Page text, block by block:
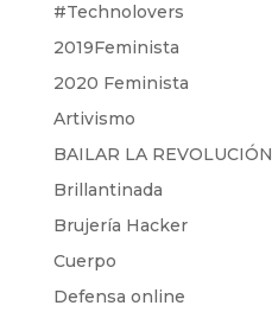
#Technolovers
2019Feminista
2020 Feminista
Artivismo
BAILAR LA REVOLUCIÓN
Brillantinada
Brujería Hacker
Cuerpo
Defensa online